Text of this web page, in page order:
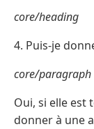
core/heading
4. Puis-je
core/paragraph
Oui, si elle est
donner à une